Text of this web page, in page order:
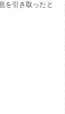
を引き取ったと